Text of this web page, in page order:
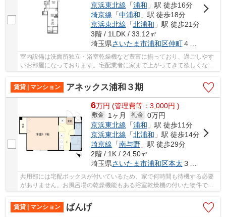
京浜東北線 「浦和 」駅 徒歩16分
埼京線 「中浦和 」駅 徒歩18分
京浜東北線 「北浦和 」駅 徒歩21分
3階 / 1LDK / 33.12㎡
埼玉県さいたま市浦和区仲町４丁目１-１１
室内設備は洗面所独立・浴室乾燥機など豊富に揃っており、過ごしやす
いお部屋になっております。宅配業者に家まで上がってきて欲しくない
と思っている人でも、宅配ボックスがあるので...
賃貸 | マンション
アネックス浦和３期
6万円 (管理費等：3,000円 )
敷金 1ヶ月 礼金 0万円
京浜東北線 「浦和 」駅 徒歩11分
京浜東北線 「北浦和 」駅 徒歩14分
埼京線 「南与野」駅 徒歩29分
2階 / 1K / 24.50㎡
埼玉県さいたま市浦和区本太 ３丁目２０-１０
共用部には宅配ボックスが付いているため、家で何時間も待機する必要
がありません。お風呂場の乾燥機能もある浴室乾燥機の付いた物件で
す。モニター越しに来訪者を確認して、インター...
賃貸 | マンション
ばんげ